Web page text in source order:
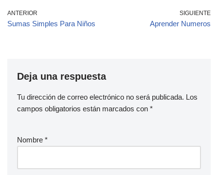
ANTERIOR
Sumas Simples Para Niños
SIGUIENTE
Aprender Numeros
Deja una respuesta
Tu dirección de correo electrónico no será publicada. Los
campos obligatorios están marcados con *
Nombre *